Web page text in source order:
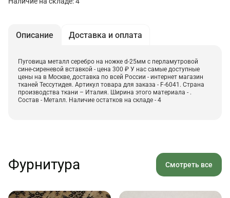
Описание Доставка и оплата
Пуговица металл серебро на ножке d-25мм с перламутровой
сине-сиреневой вставкой - цена 300 ₽ У нас самые доступные
цены на в Москве, доставка по всей России - интернет магазин
тканей Тессутидея. Артикул товара для заказа - F-6041. Страна
производства ткани – Италия. Ширина этого материала - .
Состав - Металл. Наличие остатков на складе - 4
Фурнитура Смотреть все